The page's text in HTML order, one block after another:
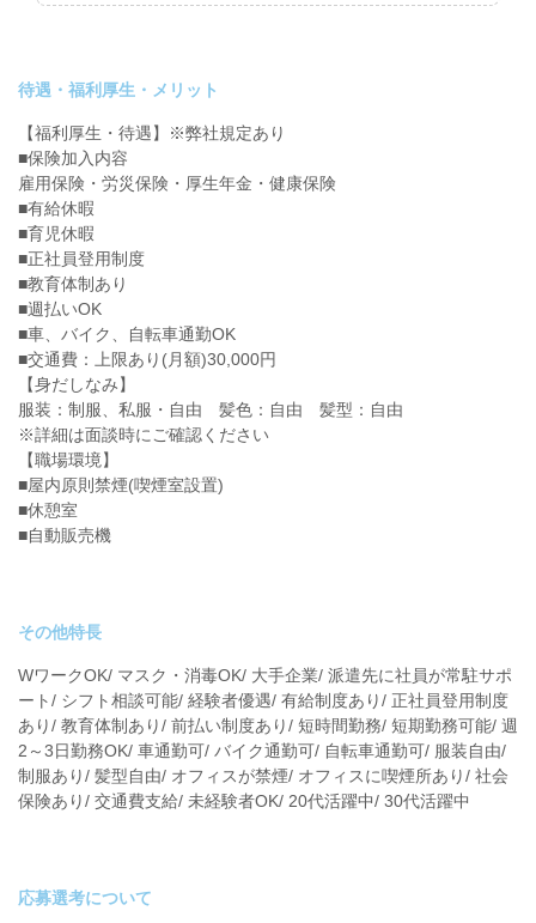
待遇・福利厚生・メリット
【福利厚生・待遇】※弊社規定あり
■保険加入内容
雇用保険・労災保険・厚生年金・健康保険
■有給休暇
■育児休暇
■正社員登用制度
■教育体制あり
■週払いOK
■車、バイク、自転車通勤OK
■交通費：上限あり(月額)30,000円
【身だしなみ】
服装：制服、私服・自由 髪色：自由 髪型：自由
※詳細は面談時にご確認ください
【職場環境】
■屋内原則禁煙(喫煙室設置)
■休憩室
■自動販売機
その他特長
WワークOK/ マスク・消毒OK/ 大手企業/ 派遣先に社員が常駐サポ
ート/ シフト相談可能/ 経験者優遇/ 有給制度あり/ 正社員登用制度
あり/ 教育体制あり/ 前払い制度あり/ 短時間勤務/ 短期勤務可能/ 週
2～3日勤務OK/ 車通勤可/ バイク通勤可/ 自転車通勤可/ 服装自由/
制服あり/ 髪型自由/ オフィスが禁煙/ オフィスに喫煙所あり/ 社会
保険あり/ 交通費支給/ 未経験者OK/ 20代活躍中/ 30代活躍中
応募選考について